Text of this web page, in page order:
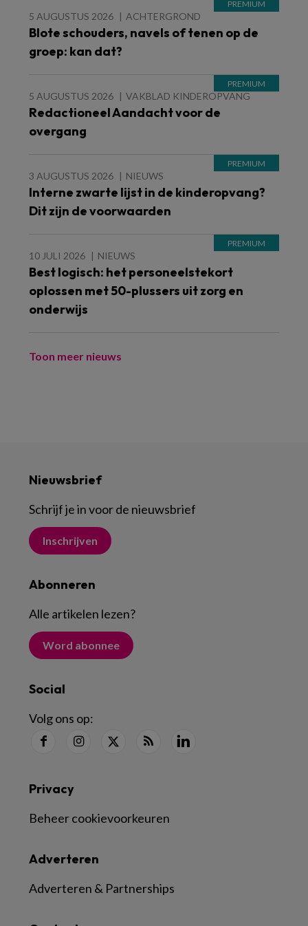
5 AUGUSTUS 2026 ACHTERGROND
Blote schouders, navels of tenen op de
groep: kan dat?
5 AUGUSTUS 2026 VAKBLAD KINDEROPVANG
Redactioneel Aandacht voor de
overgang
3 AUGUSTUS 2026 NIEUWS
Interne zwarte lijst in de kinderopvang?
Dit zijn de voorwaarden
10 JULI 2026 NIEUWS
Best logisch: het personeelstekort
oplossen met 50-plussers uit zorg en
onderwijs
Toon meer nieuws
Nieuwsbrief
Schrijf je in voor de nieuwsbrief
Inschrijven
Abonneren
Alle artikelen lezen?
Word abonnee
Social
Volg ons op:
Adverteren
Adverteren & Partnerships
Privacy
Beheer cookievoorkeuren